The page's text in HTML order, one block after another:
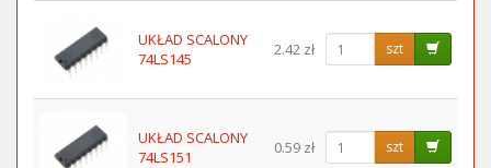
UKŁAD SCALONY
74LS145
2.42 zł szt
UKŁAD SCALONY
74LS151
0.59 zł szt